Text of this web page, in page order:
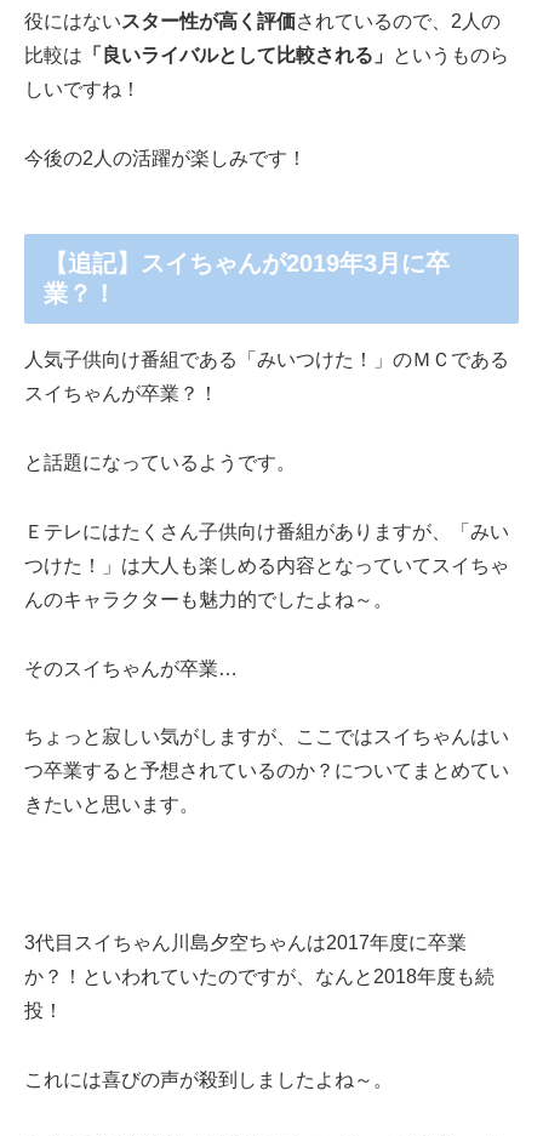
役にはないスター性が高く評価されているので、2人の
比較は 「良いライバルとして比較される」
というものら
しいですね！
今後の2人の活躍が楽しみです！
【追記】スイちゃんが2019年3月に卒
業？！
人気子供向け番組である「みいつけた！」のＭＣである
スイちゃんが卒業？！
と話題になっているようです。
Ｅテレにはたくさん子供向け番組がありますが、「みい
つけた！」は大人も楽しめる内容となっていてスイちゃ
んのキャラクターも魅力的でしたよね～。
そのスイちゃんが卒業…
ちょっと寂しい気がしますが、ここではスイちゃんはい
つ卒業すると予想されているのか？についてまとめてい
きたいと思います。
3代目スイちゃん川島夕空ちゃんは2017年度に卒業
か？！といわれていたのですが、なんと2018年度も続
投！
これには喜びの声が殺到しましたよね～。